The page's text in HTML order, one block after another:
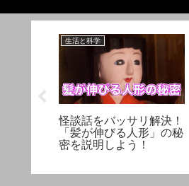
生活と科学
怪談話をバッサリ解決！
「髪が伸びる人形」の秘
密を説明しよう！